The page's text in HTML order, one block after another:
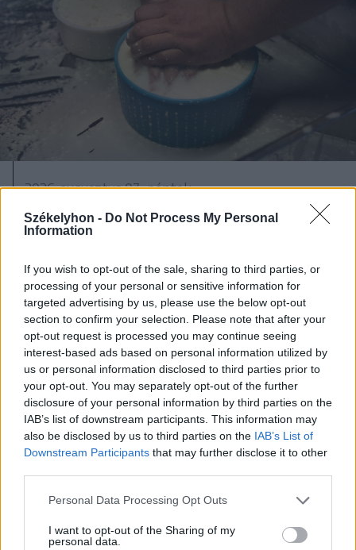
Székelyhon - Do Not Process My Personal
Information
If you wish to opt-out of the sale, sharing to third parties, or
processing of your personal or sensitive information for
targeted advertising by us, please use the below opt-out
section to confirm your selection. Please note that after your
opt-out request is processed you may continue seeing
interest-based ads based on personal information utilized by
us or personal information disclosed to third parties prior to
your opt-out. You may separately opt-out of the further
disclosure of your personal information by third parties on the
IAB’s list of downstream participants. This information may
also be disclosed by us to third parties on the IAB’s List of
Downstream Participants that may further disclose it to other
Personal Data Processing Opt Outs
I want to opt-out of the Sharing of my
personal data.
2026. augusztus 07., péntek
Nem kell félni, nem tűnik el a
kecskesajt és juhtúró